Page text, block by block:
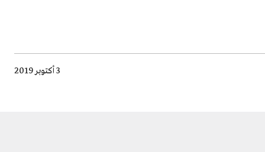
3 أكتوبر 2019